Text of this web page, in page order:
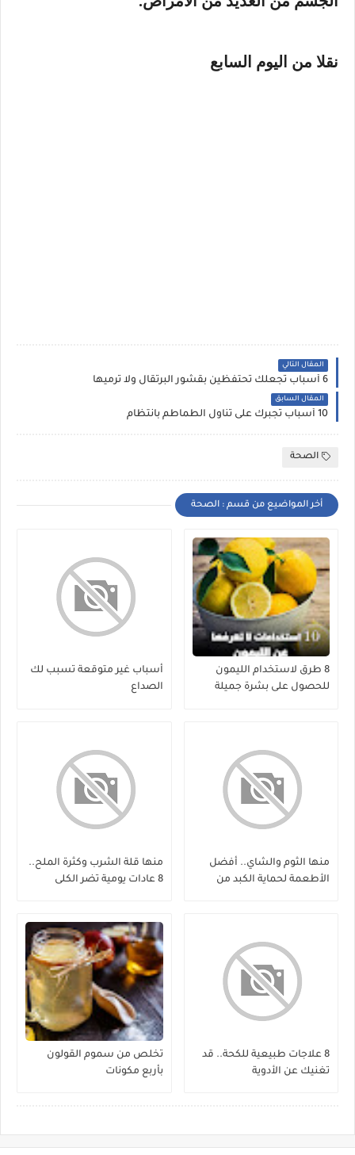
نقلا من اليوم السابع
المقال التالي
6 أسباب تجعلك تحتفظين بقشور البرتقال ولا ترميها
المقال السابق
10 أسباب تجبرك على تناول الطماطم بانتظام
الصحة
أخر المواضيع من قسم : الصحة
8 طرق لاستخدام الليمون
للحصول على بشرة جميلة
أسباب غير متوقعة تسبب لك
الصداع
منها الثوم والشاي.. أفضل
الأطعمة لحماية الكبد من
منها قلة الشرب وكثرة الملح..
8 عادات يومية تضر الكلى
8 علاجات طبيعية للكحة.. قد
تغنيك عن الأدوية
تخلص من سموم القولون
بأربع مكونات